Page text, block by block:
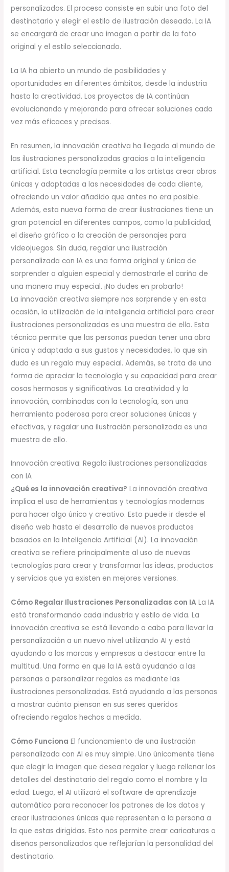
personalizados. El proceso consiste en subir una foto del
destinatario y elegir el estilo de ilustración deseado. La IA
se encargará de crear una imagen a partir de la foto
original y el estilo seleccionado.
La IA ha abierto un mundo de posibilidades y
oportunidades en diferentes ámbitos, desde la industria
hasta la creatividad. Los proyectos de IA continúan
evolucionando y mejorando para ofrecer soluciones cada
vez más eficaces y precisas.
En resumen, la innovación creativa ha llegado al mundo de
las ilustraciones personalizadas gracias a la inteligencia
artificial. Esta tecnología permite a los artistas crear obras
únicas y adaptadas a las necesidades de cada cliente,
ofreciendo un valor añadido que antes no era posible.
Además, esta nueva forma de crear ilustraciones tiene un
gran potencial en diferentes campos, como la publicidad,
el diseño gráfico o la creación de personajes para
videojuegos. Sin duda, regalar una ilustración
personalizada con IA es una forma original y única de
sorprender a alguien especial y demostrarle el cariño de
una manera muy especial. ¡No dudes en probarlo!
La innovación creativa siempre nos sorprende y en esta
ocasión, la utilización de la inteligencia artificial para crear
ilustraciones personalizadas es una muestra de ello. Esta
técnica permite que las personas puedan tener una obra
única y adaptada a sus gustos y necesidades, lo que sin
duda es un regalo muy especial. Además, se trata de una
forma de apreciar la tecnología y su capacidad para crear
cosas hermosas y significativas. La creatividad y la
innovación, combinadas con la tecnología, son una
herramienta poderosa para crear soluciones únicas y
efectivas, y regalar una ilustración personalizada es una
muestra de ello.
Innovación creativa: Regala ilustraciones personalizadas
con IA
¿Qué es la innovación creativa? La innovación creativa
implica el uso de herramientas y tecnologías modernas
para hacer algo único y creativo. Esto puede ir desde el
diseño web hasta el desarrollo de nuevos productos
basados ​​en la Inteligencia Artificial (AI). La innovación
creativa se refiere principalmente al uso de nuevas
tecnologías para crear y transformar las ideas, productos
y servicios que ya existen en mejores versiones.
Cómo Regalar Ilustraciones Personalizadas con IA La IA
está transformando cada industria y estilo de vida. La
innovación creativa se está llevando a cabo para llevar la
personalización a un nuevo nivel utilizando AI y está
ayudando a las marcas y empresas a destacar entre la
multitud. Una forma en que la IA está ayudando a las
personas a personalizar regalos es mediante las
ilustraciones personalizadas. Está ayudando a las personas
a mostrar cuánto piensan en sus seres queridos
ofreciendo regalos hechos a medida.
Cómo Funciona El funcionamiento de una ilustración
personalizada con AI es muy simple. Uno únicamente tiene
que elegir la imagen que desea regalar y luego rellenar los
detalles del destinatario del regalo como el nombre y la
edad. Luego, el AI utilizará el software de aprendizaje
automático para reconocer los patrones de los datos y
crear ilustraciones únicas que representen a la persona a
la que estas dirigidas. Esto nos permite crear caricaturas o
diseños personalizados que reflejarían la personalidad del
destinatario.